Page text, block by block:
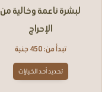
لبشرة ناعمة وخالية من
الإحراج
تبدأ من:450 جنية
تحديد أحد الخيارات